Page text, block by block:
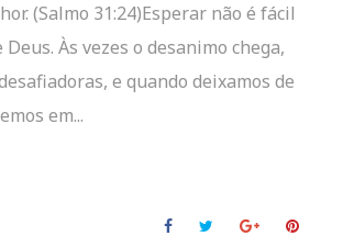
(Salmo 31:24)Esperar não é fácil
Às vezes o desanimo chega,
e quando deixamos de
em...